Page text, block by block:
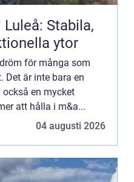
Stabila,
ytor
för många som
Det är inte bara en
en mycket
att hålla i m&a...
04 augusti 2026